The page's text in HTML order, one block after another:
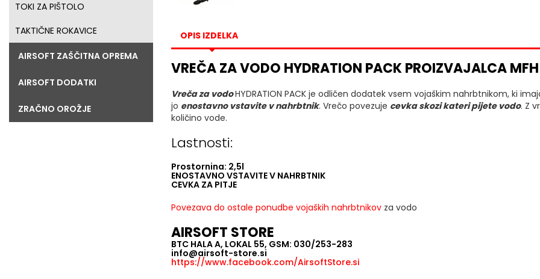
TOKI ZA PIŠTOLO
TAKTIČNE ROKAVICE
AIRSOFT ZAŠČITNA OPREMA
AIRSOFT DODATKI
ZRAČNO OROŽJE
OPIS IZDELKA
VREČA ZA VODO HYDRATION PACK PROIZVAJALCA
Vreča za vodoHYDRATION PACK je odličen dodatek vsem vojaškim nahrbtnikom, ki
jo enostavno vstavite v nahrbtnik. Vrečo povezuje cevka skozi kateri pijete vodo. Z
količino vode.
Lastnosti:
Prostornina: 2,5l
ENOSTAVNO VSTAVITE V NAHRBTNIK
CEVKA ZA PITJE
Povezava do ostale ponudbe vojaških nahrbtnikovza vodo
AIRSOFT STORE
BTC HALA A, LOKAL 55, GSM: 030/253-283
info@airsoft-store.si
https://www.facebook.com/AirsoftStore.si